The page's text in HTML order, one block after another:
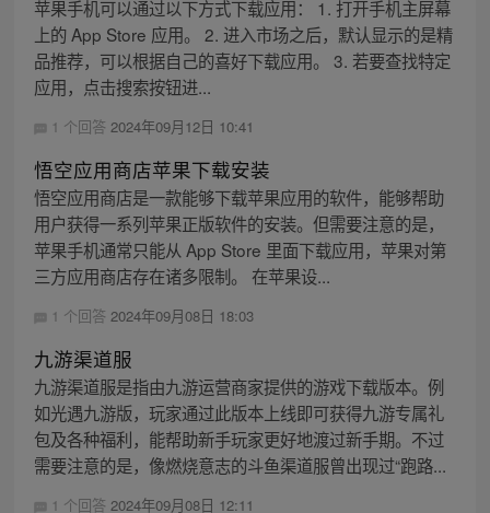
苹果手机可以通过以下方式下载应用： 1. 打开手机主屏幕
上的 App Store 应用。 2. 进入市场之后，默认显示的是精
品推荐，可以根据自己的喜好下载应用。 3. 若要查找特定
应用，点击搜索按钮进...
1 个回答 2024年09月12日 10:41
悟空应用商店苹果下载安装
悟空应用商店是一款能够下载苹果应用的软件，能够帮助
用户获得一系列苹果正版软件的安装。但需要注意的是，
苹果手机通常只能从 App Store 里面下载应用，苹果对第
三方应用商店存在诸多限制。 在苹果设...
1 个回答 2024年09月08日 18:03
九游渠道服
九游渠道服是指由九游运营商家提供的游戏下载版本。例
如光遇九游版，玩家通过此版本上线即可获得九游专属礼
包及各种福利，能帮助新手玩家更好地渡过新手期。不过
需要注意的是，像燃烧意志的斗鱼渠道服曾出现过“跑路...
1 个回答 2024年09月08日 12:11